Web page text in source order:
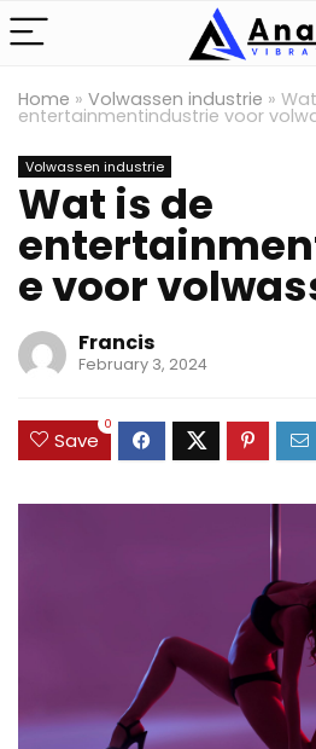
Home » Volwassen industrie »
entertainmentindustrie voor
Volwassen industrie
Wat is de
e voor
Francis
February 3, 2024
Save
0